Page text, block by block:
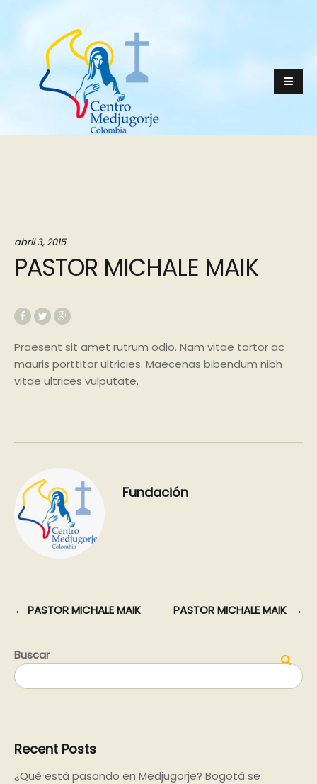
abril 3, 2015
PASTOR MICHALE MAIK
Praesent sit amet rutrum odio. Nam vitae tortor ac
mauris porttitor ultricies. Maecenas bibendum nibh
vitae ultrices vulputate.
Fundación
Navegación
entradas
← PASTOR MICHALE MAIK PASTOR MICHALE MAIK →
Buscar
Recent Posts
¿Qué está pasando en Medjugorje? Bogotá se